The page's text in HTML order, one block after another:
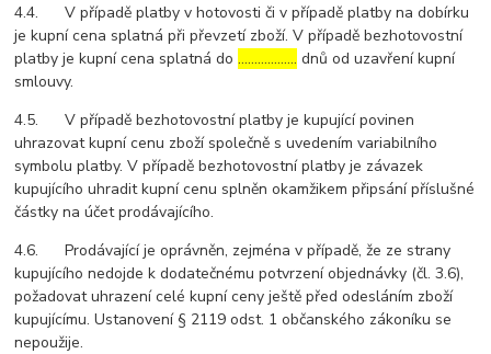
4.4. V případě platby v hotovosti či v případě platby na dobírku
je kupní cena splatná při převzetí zboží. V případě bezhotovostní
platby je kupní cena splatná do……………… dnů od uzavření kupní
smlouvy.
4.5. V případě bezhotovostní platby je kupující povinen
uhrazovat kupní cenu zboží společně s uvedením variabilního
symbolu platby. V případě bezhotovostní platby je závazek
kupujícího uhradit kupní cenu splněn okamžikem připsání příslušné
částky na účet prodávajícího.
4.6. Prodávající je oprávněn, zejména v případě, že ze strany
kupujícího nedojde k dodatečnému potvrzení objednávky (čl. 3.6),
požadovat uhrazení celé kupní ceny ještě před odesláním zboží
kupujícímu. Ustanovení § 2119 odst. 1 občanského zákoníku se
nepoužije.